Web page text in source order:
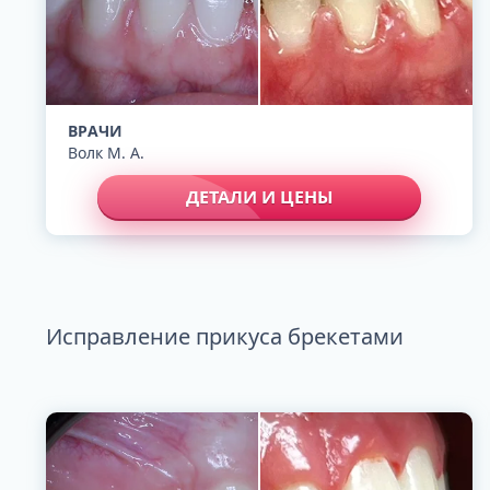
ALL-ON-4
Все Зубы за 1
Pro Arch на 4 -
Базальная
Complex
ВРАЧИ
Волк М. А.
ДЕТАЛИ И ЦЕНЫ
Исправление прикуса брекетами